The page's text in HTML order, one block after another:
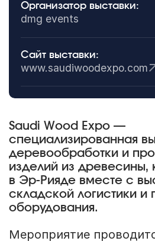
Организатор выставки:
dmg events
Сайт выставки:
www.saudiwoodexpo.com
Saudi Wood Expo —
специализированная
деревообработки и
изделий из древесины,
в Эр-Рияде вместе с
складской логистики
оборудования.
Мероприятие